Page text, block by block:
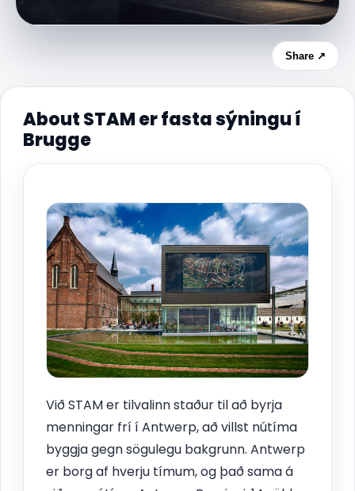
Share ↗
About STAM er fasta sýningu í
Brugge
Við STAM er tilvalinn staður til að byrja
menningar frí í Antwerp, að villst nútíma
byggja gegn sögulegu bakgrunn. Antwerp
er borg af hverju tímum, og það sama á